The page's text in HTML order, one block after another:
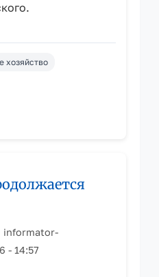
хозяйство
informator-
- 14:57